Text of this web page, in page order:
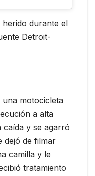
herido durante el
Detroit-
una motocicleta
a alta
caída y se agarró
dejó de filmar
camilla y le
tratamiento